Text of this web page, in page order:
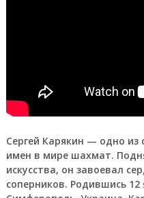
Сергей Карякин — одно из
имен в мире шахмат.
искусства, он завоевал
соперников. Родившись 12